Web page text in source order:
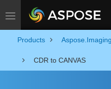
Toggle navigation
Products Aspose.Imaging
CDR to CANVAS